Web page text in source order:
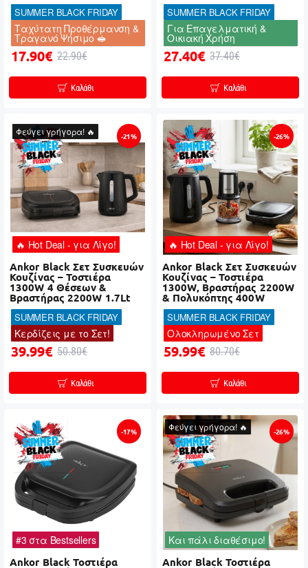
SUMMER BLACK FRIDAY
Ταχύτατη Προθέρμανση &
Τραγανό Ψήσιμο 🥪
17.90€ 22.90€
Καλάθι
SUMMER BLACK FRIDAY
Για Επαγελματική &
Οικιακή Χρήση
27.40€ 37.40€
Καλάθι
🔥 Hot Deal - για Λίγο!
Φεύγει γρήγορα! 🔥 -21%
Ankor Black Σετ Συσκευών
Κουζίνας – Τοστιέρα
1300W 4 Θέσεων &
Βραστήρας 2200W 1.7Lt
SUMMER BLACK FRIDAY
Κερδίζεις με το Σετ!
39.99€ 50.80€
Καλάθι
🔥 Hot Deal - για Λίγο!
-26%
Ankor Black Σετ Συσκευών
Κουζίνας – Τοστιέρα
1300W, Βραστήρας 2200W
& Πολυκόπτης 400W
SUMMER BLACK FRIDAY
Ολοκληρωμένο Σετ
59.99€ 80.70€
Καλάθι
#3 στα Bestsellers
-17%
Ankor Black Τοστιέρα
Φεύγει γρήγορα! 🔥
Και πάλι διαθέσιμο!
-26%
Ankor Black Τοστιέρα